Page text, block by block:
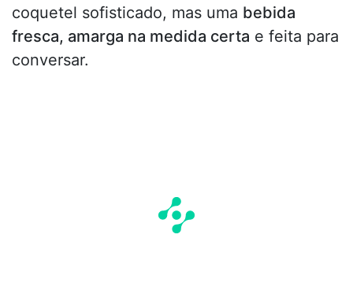
coquetel sofisticado, mas uma bebida
fresca, amarga na medida certa e feita para
conversar.